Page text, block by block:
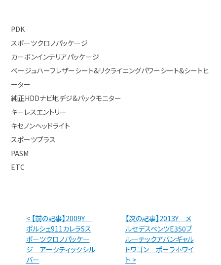
PDK
スポーツクロノパッケージ
カーボンインテリアパッケージ
ベージュハーフレザーシート&リクライニングパワーシート&シートヒ
ーター
純正HDDナビ地デジ&バックモニター
キーレスエントリー
キセノンヘッドライト
スポーツプラス
PASM
ETC
< 【前の記事】2009Y
ポルシェ911カレラSス
ポーツクロノパッケー
ジ アークティックシル
バー
【次の記事】2013Y メ
ルセデスベンツE350ブ
ルーテックアバンギャル
ドワゴン ポーラホワイ
ト >